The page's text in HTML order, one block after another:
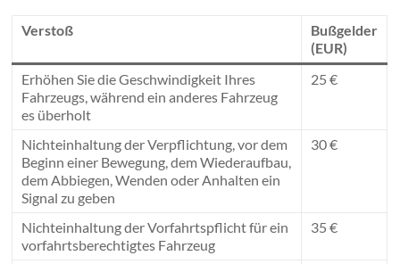
Verstoß
Bußgelder
(EUR)
Erhöhen Sie die Geschwindigkeit Ihres
Fahrzeugs, während ein anderes Fahrzeug
es überholt
25 €
Nichteinhaltung der Verpflichtung, vor dem
Beginn einer Bewegung, dem Wiederaufbau,
dem Abbiegen, Wenden oder Anhalten ein
Signal zu geben
30 €
Nichteinhaltung der Vorfahrtspflicht für ein
vorfahrtsberechtigtes Fahrzeug
35 €